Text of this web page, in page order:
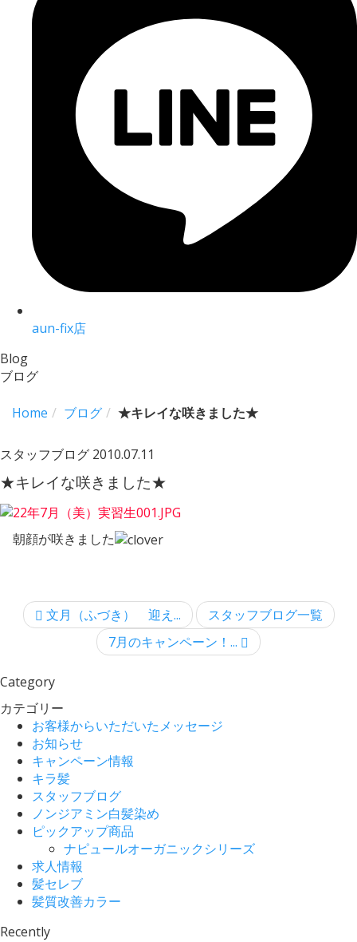
aun-fix店
Blog
ブログ
Home ブログ ★キレイな咲きました★
スタッフブログ 2010.07.11
★キレイな咲きました★
朝顔が咲きました
文月（ふづき） 迎え...
スタッフブログ一覧
7月のキャンペーン！...
Category
カテゴリー
お客様からいただいたメッセージ
お知らせ
キャンペーン情報
キラ髪
スタッフブログ
ノンジアミン白髪染め
ピックアップ商品
ナピュールオーガニックシリーズ
求人情報
髪セレブ
髪質改善カラー
Recently